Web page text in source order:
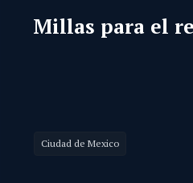
Millas para el
Ciudad de Mexico